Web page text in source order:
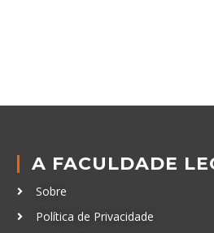
A FACULDADE
Sobre
Política de Privacidade